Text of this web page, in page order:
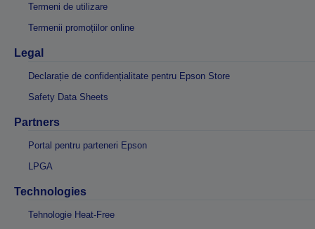
Termeni de utilizare
Termenii promoțiilor online
Legal
Declarație de confidențialitate pentru Epson Store
Safety Data Sheets
Partners
Portal pentru parteneri Epson
LPGA
Technologies
Tehnologie Heat-Free